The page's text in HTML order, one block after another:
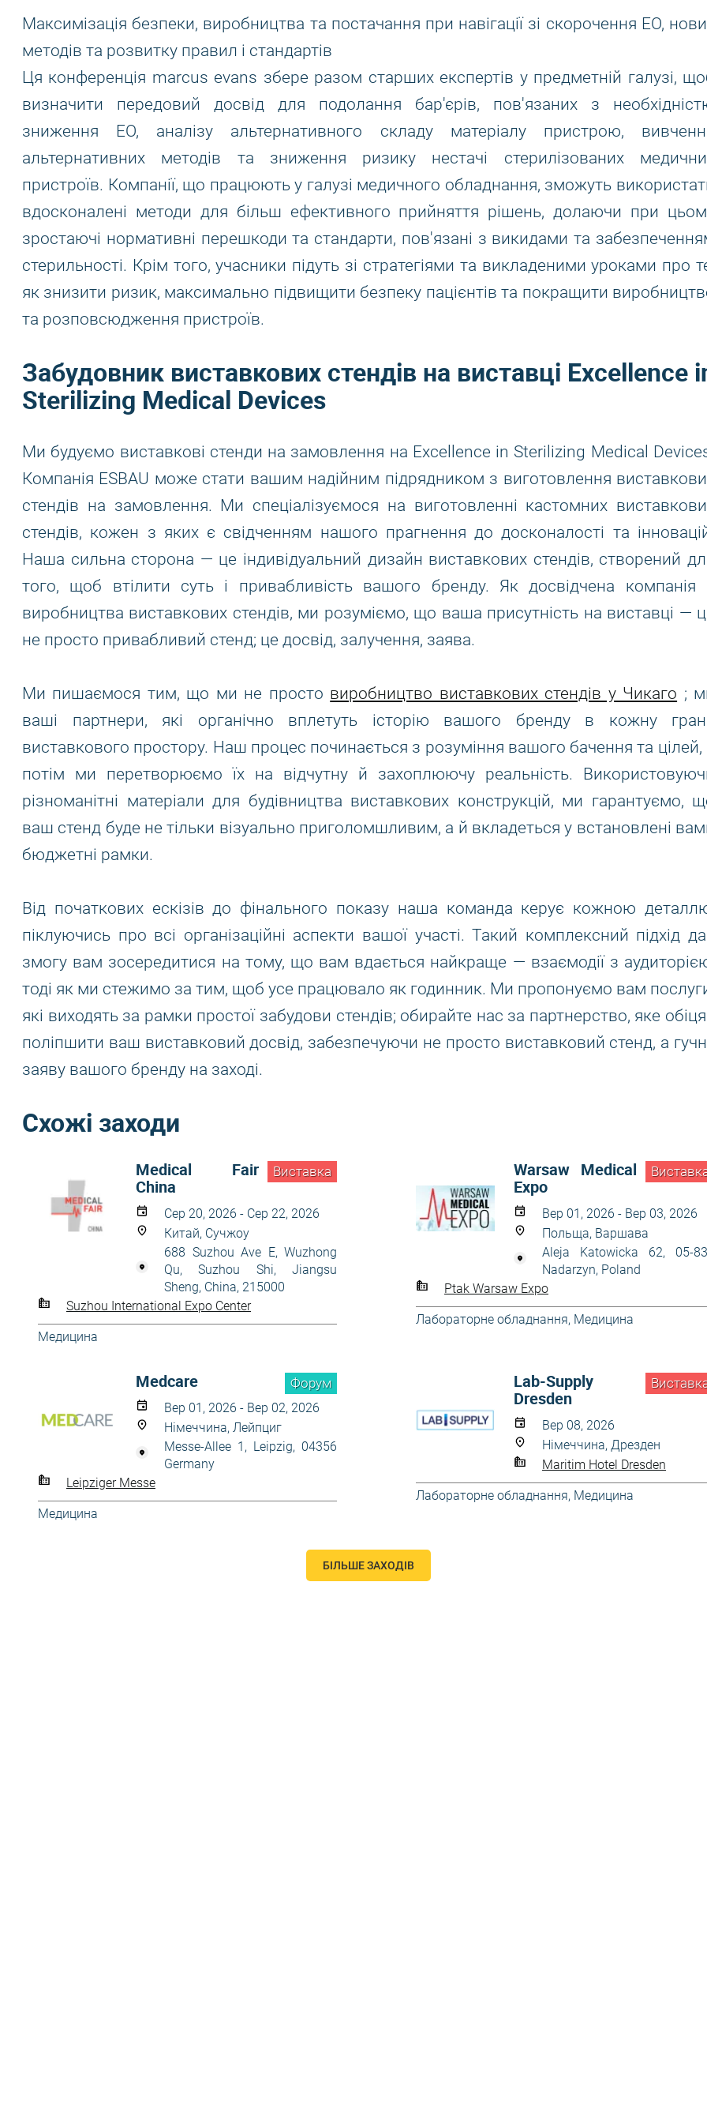
Максимізація безпеки, виробництва та постачання при навігації зі скорочення ЕО,
методів та розвитку правил і стандартів
Ця конференція marcus evans збере разом старших експертів у предметній галузі,
визначити передовий досвід для подолання бар'єрів, пов'язаних з
зниження ЕО, аналізу альтернативного складу матеріалу пристрою,
альтернативних методів та зниження ризику нестачі стерилізованих
пристроїв. Компанії, що працюють у галузі медичного обладнання, зможуть
вдосконалені методи для більш ефективного прийняття рішень, долаючи при
зростаючі нормативні перешкоди та стандарти, пов'язані з викидами та
стерильності. Крім того, учасники підуть зі стратегіями та викладеними уроками про
як знизити ризик, максимально підвищити безпеку пацієнтів та покращити
та розповсюдження пристроїв.
Забудовник виставкових стендів на виставці Excellence
Sterilizing Medical Devices
Ми будуємо виставкові стенди на замовлення на Excellence in Sterilizing Medical
Компанія ESBAU може стати вашим надійним підрядником з виготовлення
стендів на замовлення. Ми спеціалізуємося на виготовленні кастомних
стендів, кожен з яких є свідченням нашого прагнення до досконалості та
Наша сильна сторона — це індивідуальний дизайн виставкових стендів, створений
того, щоб втілити суть і привабливість вашого бренду. Як досвідчена компанія
виробництва виставкових стендів, ми розуміємо, що ваша присутність на виставці —
не просто привабливий стенд; це досвід, залучення, заява.
Ми пишаємося тим, що ми не просто виробництво виставкових стендів у Чикаго ;
ваші партнери, які органічно вплетуть історію вашого бренду в кожну
виставкового простору. Наш процес починається з розуміння вашого бачення та цілей,
потім ми перетворюємо їх на відчутну й захоплюючу реальність.
різноманітні матеріали для будівництва виставкових конструкцій, ми гарантуємо,
ваш стенд буде не тільки візуально приголомшливим, а й вкладеться у встановлені
бюджетні рамки.
Від початкових ескізів до фінального показу наша команда керує кожною
піклуючись про всі організаційні аспекти вашої участі. Такий комплексний підхід
змогу вам зосередитися на тому, що вам вдається найкраще — взаємодії з
тоді як ми стежимо за тим, щоб усе працювало як годинник. Ми пропонуємо вам
які виходять за рамки простої забудови стендів; обирайте нас за партнерство, яке
поліпшити ваш виставковий досвід, забезпечуючи не просто виставковий стенд, а
заяву вашого бренду на заході.
Схожі заходи
Виставка
Medical Fair
China
Сер 20, 2026 - Сер 22, 2026
Китай, Сучжоу
688 Suzhou Ave E, Wuzhong
Qu, Suzhou Shi, Jiangsu
Sheng, China, 215000
Suzhou International Expo Center
Медицина
Warsaw Medical
Expo
Вер 01, 2026 - Вер 03, 2026
Польща, Варшава
Aleja Katowicka 62, 05-
Nadarzyn, Poland
Ptak Warsaw Expo
Лабораторне обладнання, Медицина
Форум
Medcare
Вер 01, 2026 - Вер 02, 2026
Німеччина, Лейпциг
Messe-Allee 1, Leipzig, 04356
Germany
Leipziger Messe
Медицина
Lab-Supply
Dresden
Вер 08, 2026
Німеччина, Дрезден
Maritim Hotel Dresden
Лабораторне обладнання, Медицина
БІЛЬШЕ ЗАХОДІВ